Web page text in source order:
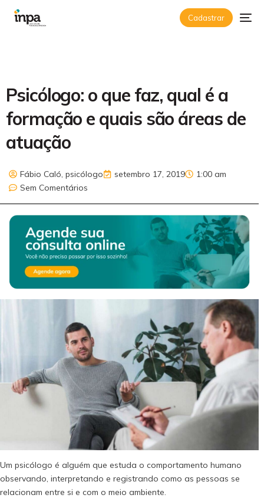
Cadastrar
Psicólogo: o que faz, qual é a
formação e quais são áreas de
atuação
Fábio Caló, psicólogo setembro 17, 2019
1:00 am
Sem Comentários
Um psicólogo é alguém que estuda o comportamento humano
observando, interpretando e registrando como as pessoas se
relacionam entre si e com o meio ambiente.